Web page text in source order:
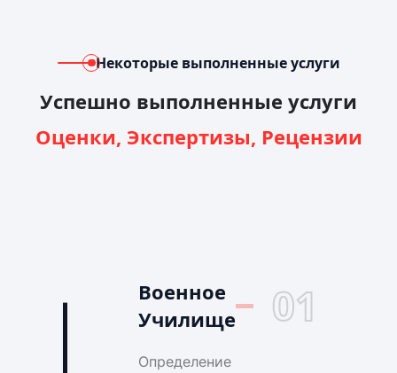
Некоторые выполненные услуги
Успешно выполненные услуги
Оценки, Экспертизы, Рецензии
Военное
Училище
01
Определение